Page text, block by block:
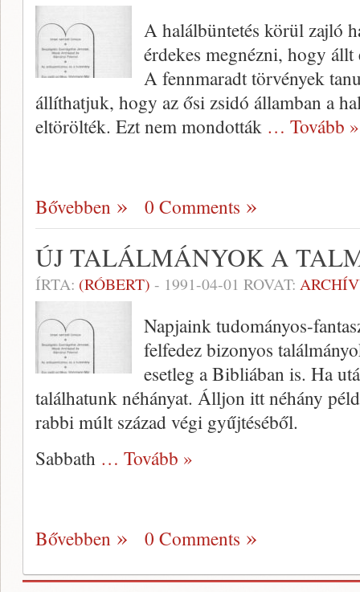
A halálbüntetés körül zajló
érdekes megnézni, hogy
A fennmaradt törvények
állíthatjuk, hogy az ősi zsidó államban a
eltörölték. Ezt nem mondották … Tovább »
Bővebben 0 Comments
ÚJ TALÁLMÁNYOK A
ÍRTA: (RÓBERT) - 1991-04-01 ROVAT:
Napjaink tudományos-
felfedez bizonyos
esetleg a Bibliában is. Ha
találhatunk néhányat. Álljon itt néhány
rabbi múlt század végi gyűjtéséből.
Sabbath … Tovább »
Bővebben 0 Comments